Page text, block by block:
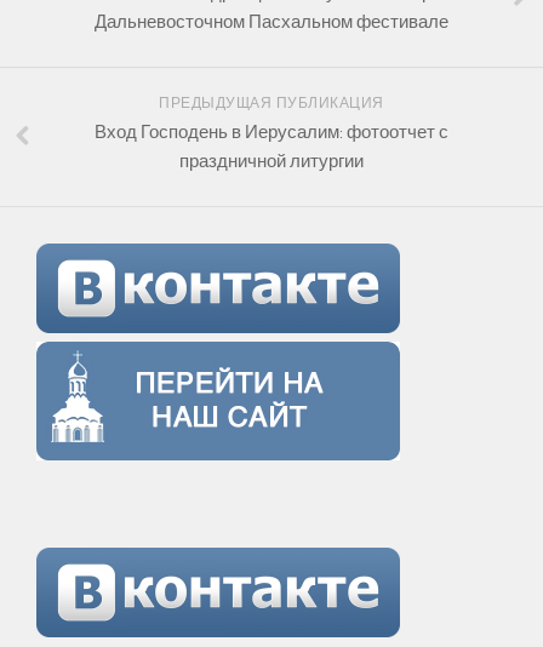
Дальневосточном Пасхальном фестивале
ПРЕДЫДУЩАЯ ПУБЛИКАЦИЯ
Вход Господень в Иерусалим: фотоотчет с
праздничной литургии